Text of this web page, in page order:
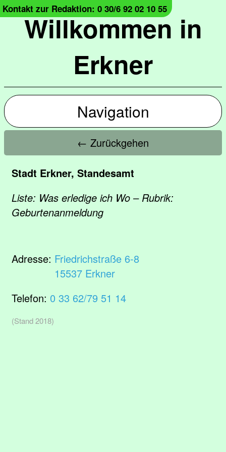
Willkommen in
Erkner
Kontakt zur Redaktion: 0 30/6 92 02 10 55
Navigation
← Zurückgehen
Stadt Erkner, Standesamt
Liste: Was erledige ich Wo – Rubrik:
Geburtenanmeldung
Adresse: Friedrichstraße 6-8
15537 Erkner
Telefon: 0 33 62/79 51 14
(Stand 2018)